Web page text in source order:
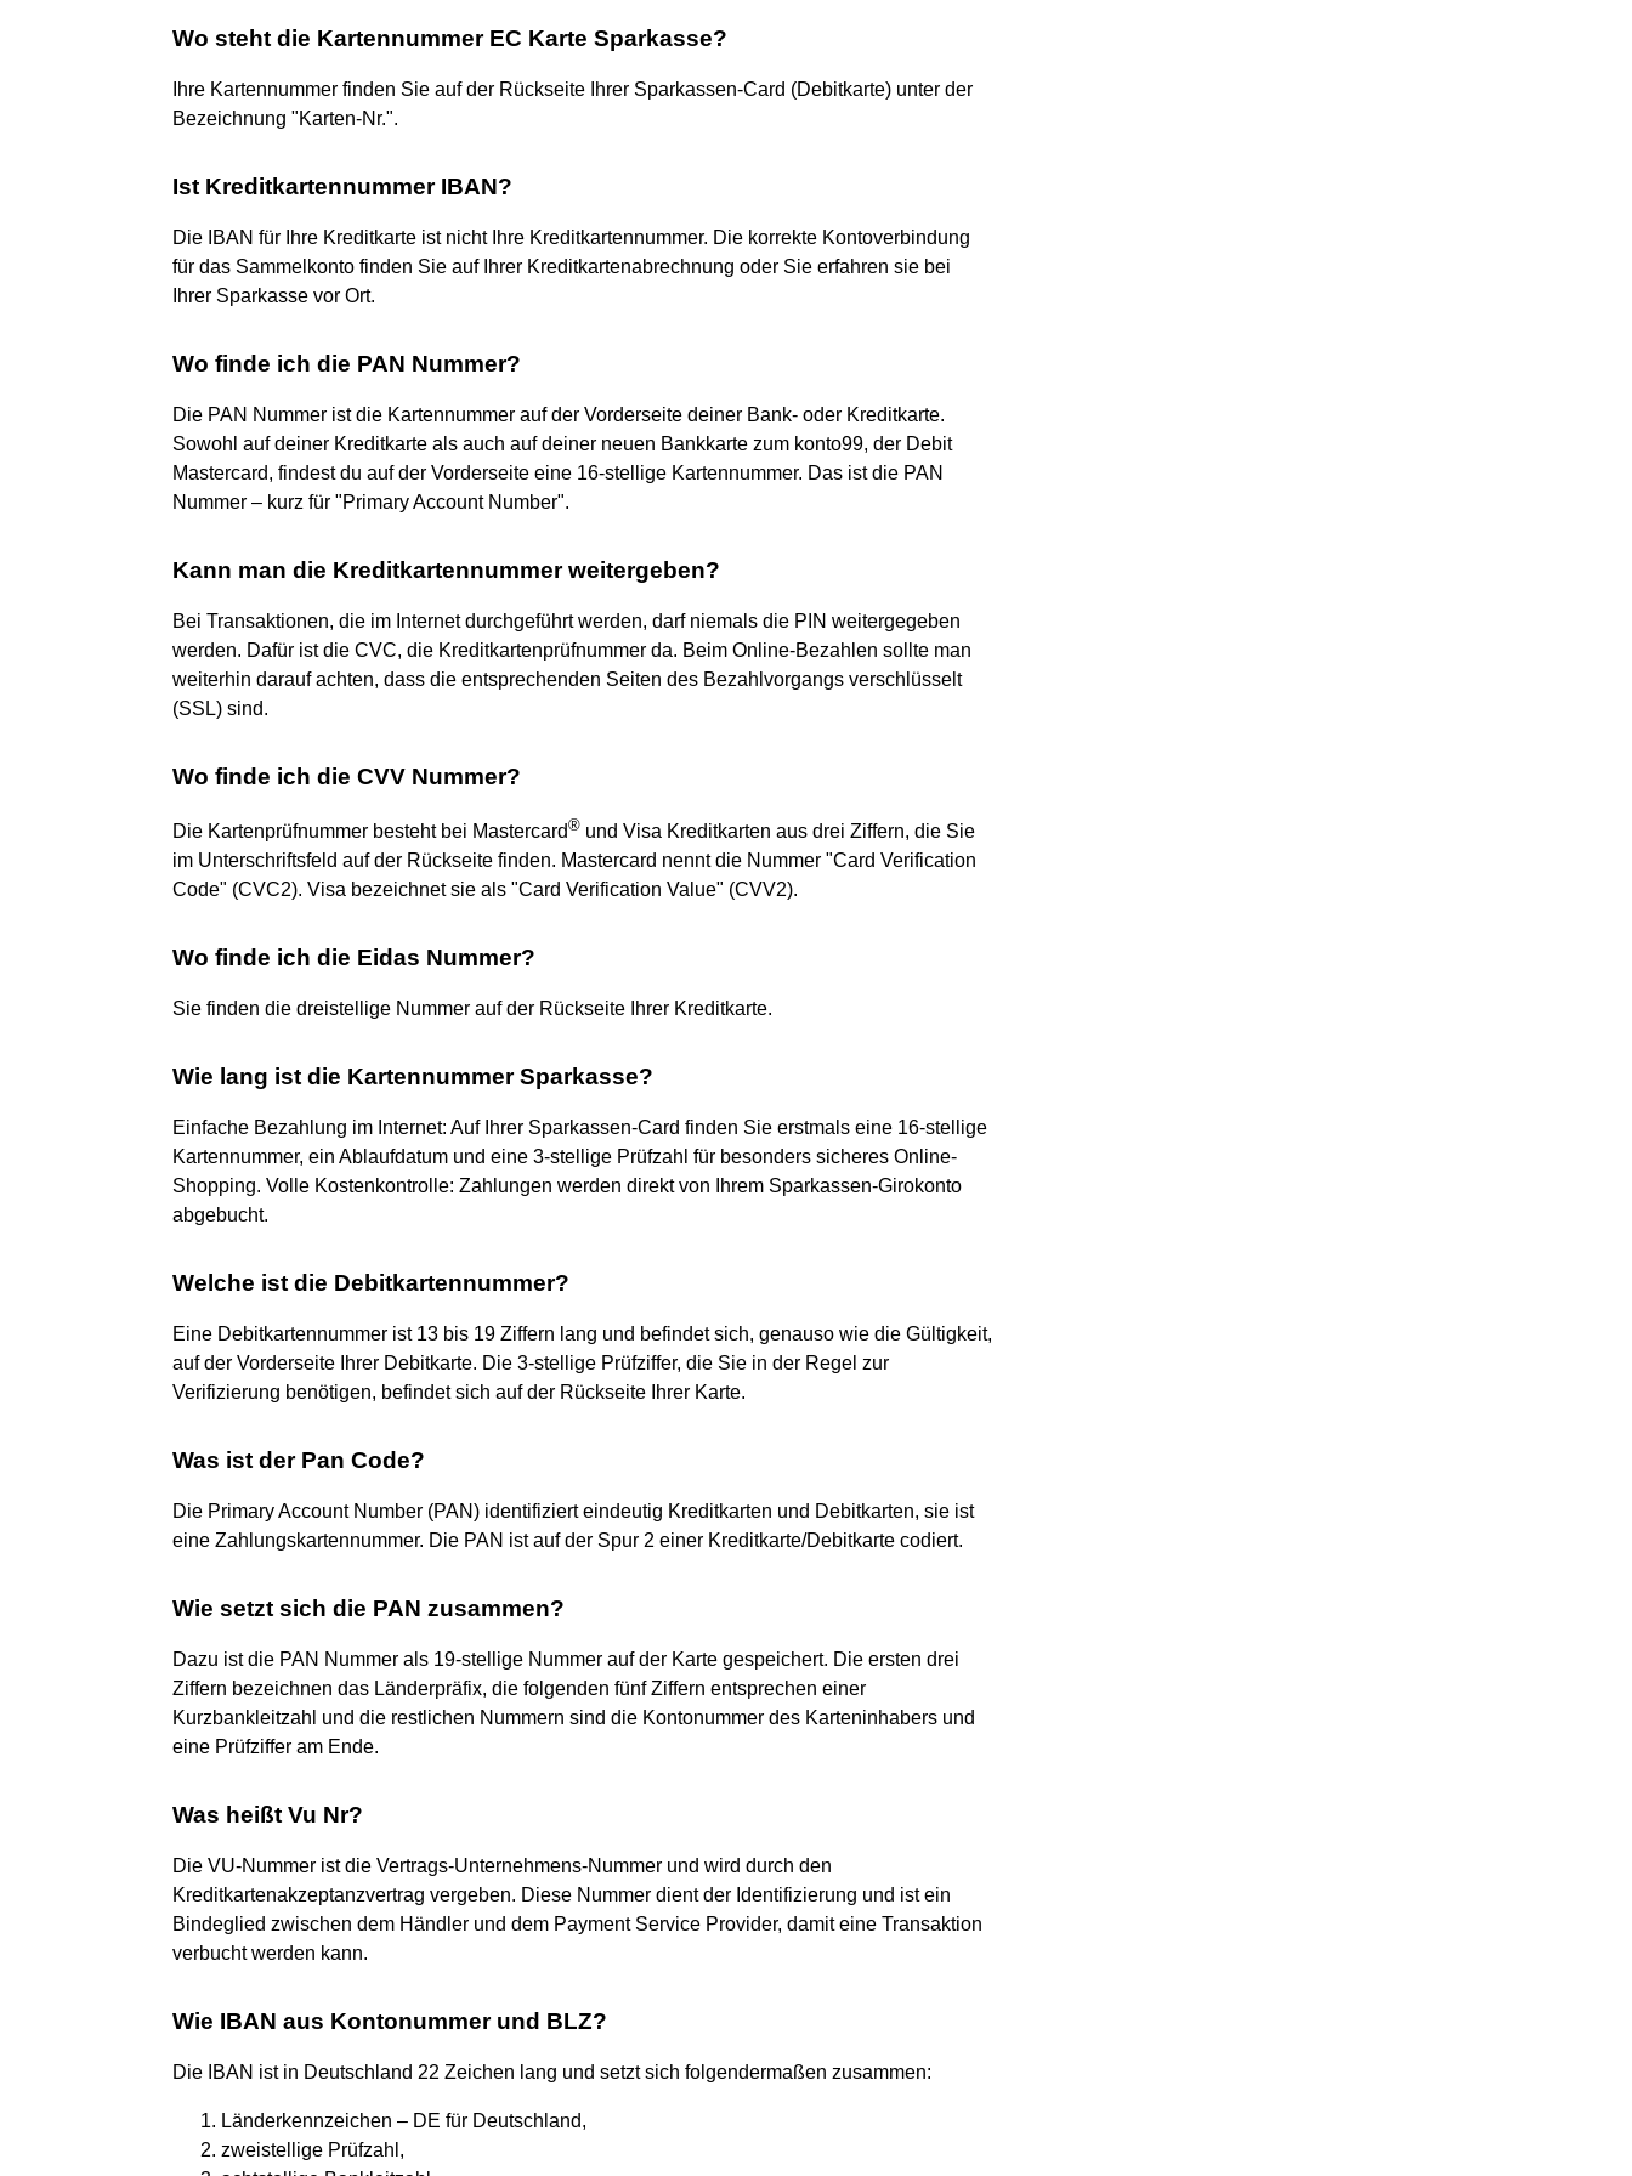
Wo steht die Kartennummer EC Karte Sparkasse?
Ihre Kartennummer finden Sie auf der Rückseite Ihrer Sparkassen-Card (Debitkarte) unter der
Bezeichnung "Karten-Nr.".
Ist Kreditkartennummer IBAN?
Die IBAN für Ihre Kreditkarte ist nicht Ihre Kreditkartennummer. Die korrekte Kontoverbindung
für das Sammelkonto finden Sie auf Ihrer Kreditkartenabrechnung oder Sie erfahren sie bei
Ihrer Sparkasse vor Ort.
Wo finde ich die PAN Nummer?
Die PAN Nummer ist die Kartennummer auf der Vorderseite deiner Bank- oder Kreditkarte.
Sowohl auf deiner Kreditkarte als auch auf deiner neuen Bankkarte zum konto99, der Debit
Mastercard, findest du auf der Vorderseite eine 16-stellige Kartennummer. Das ist die PAN
Nummer – kurz für "Primary Account Number".
Kann man die Kreditkartennummer weitergeben?
Bei Transaktionen, die im Internet durchgeführt werden, darf niemals die PIN weitergegeben
werden. Dafür ist die CVC, die Kreditkartenprüfnummer da. Beim Online-Bezahlen sollte man
weiterhin darauf achten, dass die entsprechenden Seiten des Bezahlvorgangs verschlüsselt
(SSL) sind.
Wo finde ich die CVV Nummer?
Die Kartenprüfnummer besteht bei Mastercard® und Visa Kreditkarten aus drei Ziffern, die Sie
im Unterschriftsfeld auf der Rückseite finden. Mastercard nennt die Nummer "Card Verification
Code" (CVC2). Visa bezeichnet sie als "Card Verification Value" (CVV2).
Wo finde ich die Eidas Nummer?
Sie finden die dreistellige Nummer auf der Rückseite Ihrer Kreditkarte.
Wie lang ist die Kartennummer Sparkasse?
Einfache Bezahlung im Internet: Auf Ihrer Sparkassen-Card finden Sie erstmals eine 16-stellige
Kartennummer, ein Ablaufdatum und eine 3-stellige Prüfzahl für besonders sicheres Online-
Shopping. Volle Kostenkontrolle: Zahlungen werden direkt von Ihrem Sparkassen-Girokonto
abgebucht.
Welche ist die Debitkartennummer?
Eine Debitkartennummer ist 13 bis 19 Ziffern lang und befindet sich, genauso wie die Gültigkeit,
auf der Vorderseite Ihrer Debitkarte. Die 3-stellige Prüfziffer, die Sie in der Regel zur
Verifizierung benötigen, befindet sich auf der Rückseite Ihrer Karte.
Was ist der Pan Code?
Die Primary Account Number (PAN) identifiziert eindeutig Kreditkarten und Debitkarten, sie ist
eine Zahlungskartennummer. Die PAN ist auf der Spur 2 einer Kreditkarte/Debitkarte codiert.
Wie setzt sich die PAN zusammen?
Dazu ist die PAN Nummer als 19-stellige Nummer auf der Karte gespeichert. Die ersten drei
Ziffern bezeichnen das Länderpräfix, die folgenden fünf Ziffern entsprechen einer
Kurzbankleitzahl und die restlichen Nummern sind die Kontonummer des Karteninhabers und
eine Prüfziffer am Ende.
Was heißt Vu Nr?
Die VU-Nummer ist die Vertrags-Unternehmens-Nummer und wird durch den
Kreditkartenakzeptanzvertrag vergeben. Diese Nummer dient der Identifizierung und ist ein
Bindeglied zwischen dem Händler und dem Payment Service Provider, damit eine Transaktion
verbucht werden kann.
Wie IBAN aus Kontonummer und BLZ?
Die IBAN ist in Deutschland 22 Zeichen lang und setzt sich folgendermaßen zusammen:
Länderkennzeichen – DE für Deutschland,
zweistellige Prüfzahl,